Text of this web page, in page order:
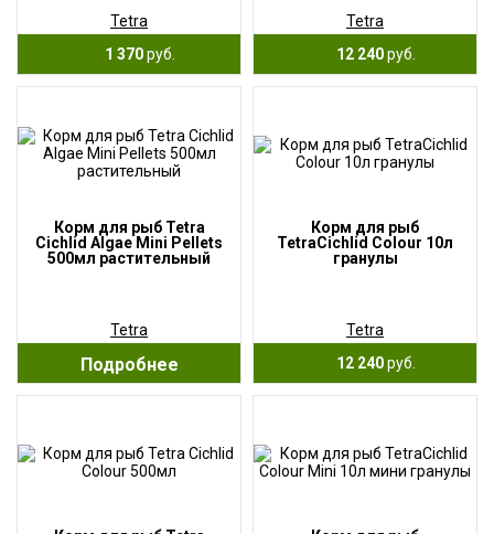
Tetra
1 370руб.
Tetra
12 240руб.
Корм для рыб Tetra
Cichlid Algae Mini Pellets
500мл растительный
Tetra
Подробнее
Корм для рыб
TetraCichlid Colour 10л
гранулы
Tetra
12 240руб.